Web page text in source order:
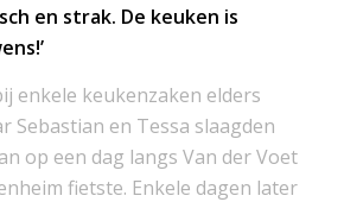
en strak. De keuken is
enkele keukenzaken elders
Sebastian en Tessa slaagden
op een dag langs Van der Voet
fietste. Enkele dagen later